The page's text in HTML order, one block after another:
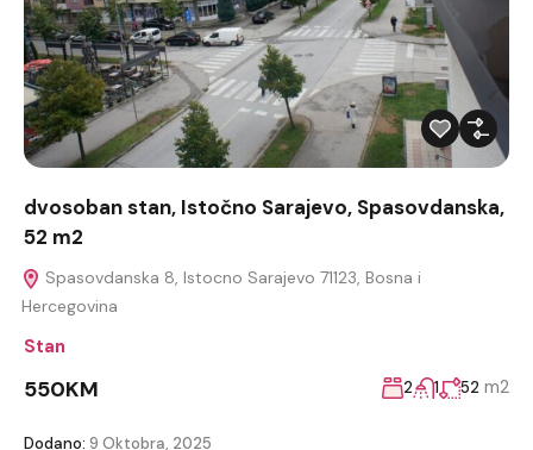
dvosoban stan, Istočno Sarajevo, Spasovdanska,
52 m2
Spasovdanska 8, Istocno Sarajevo 71123, Bosna i
Hercegovina
Stan
550KM 2 1 52 m2
Dodano: 9 Oktobra, 2025